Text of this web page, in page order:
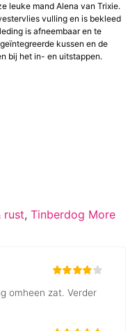
leuke mand Alena van Trixie.
vulling en is bekleed
is afneembaar en te
kussen en de
bij het in- en uitstappen.
rust, Tinberdog More